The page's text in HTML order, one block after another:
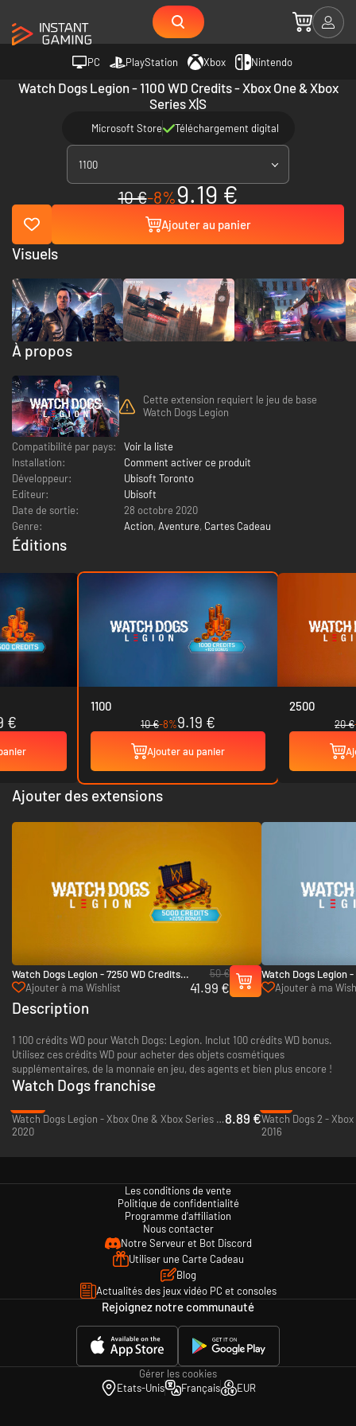
PC PlayStation Xbox Nintendo
Watch Dogs Legion - 1100 WD Credits - Xbox One & Xbox
Series X|S
Microsoft Store Téléchargement digital
1100
10 €-8%9.19 €
Ajouter au panier
À propos
Cette extension requiert le jeu de base
Watch Dogs Legion
Compatibilité par pays:
Voir la liste
Installation:
Comment activer ce produit
Développeur:
Ubisoft Toronto
Editeur:
Ubisoft
Date de sortie:
28 octobre 2020
Genre:
Action, Aventure, Cartes Cadeau
Éditions
€
1100
10 €-8%9.19 €
Ajouter au panier
2500
20 €
Ajouter des extensions
Watch Dogs Legion - 7250 WD Credits -
Xbox One & Xbox Series X|S
Ajouter à ma Wishlist
50 €
41.99 €
Watch Dogs Legion
- Xbox One & Xbox
Ajouter à ma
Visuels
Description
1 100 crédits WD pour Watch Dogs: Legion. Inclut 100 crédits WD bonus.
Utilisez ces crédits WD pour acheter des objets cosmétiques
supplémentaires, de la monnaie en jeu, des agents et bien plus encore !
Watch Dogs franchise
Watch Dogs Legion - Xbox One & Xbox Series X|S
2020
8.89 €Watch Dogs 2 - Xbox
2016
Les conditions de vente
Politique de confidentialité
Programme d'affiliation
Nous contacter
Notre Serveur et Bot Discord
Utiliser une Carte Cadeau
Blog
Actualités des jeux vidéo PC et consoles
Rejoignez notre communauté
Gérer les cookies
Etats-Unis
Français EUR